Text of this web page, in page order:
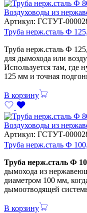
Воздуховоды из
Артикул: ГСТУТ-
Труба нерж.сталь Ф
Труба нерж.сталь Ф
для дымохода или
Используется там, где
125 мм и точная
В корзину
Воздуховоды из
Артикул: ГСТУТ-
Труба нерж.сталь Ф
Труба нерж.сталь Ф
дымохода из
диаметром 100 мм,
дымоотводящей
В корзину